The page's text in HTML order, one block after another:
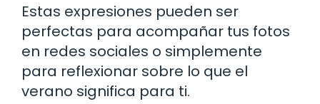
Estas expresiones pueden ser
perfectas para acompañar tus fotos
en redes sociales o simplemente
para reflexionar sobre lo que el
verano significa para ti.